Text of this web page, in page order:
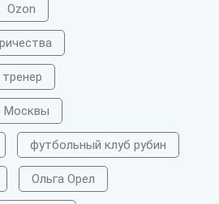
Ozon
Москвы
футбольный клуб рубин
Ольга Орел